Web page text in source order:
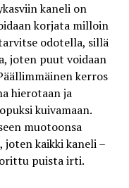
kaneli on
korjata milloin
odotella, sillä
, joten puut voidaan
kerros
hierotaan ja
kuivamaan.
muotoonsa
joten kaikki kaneli –
puista irti.